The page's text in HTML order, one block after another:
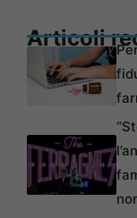
Articoli